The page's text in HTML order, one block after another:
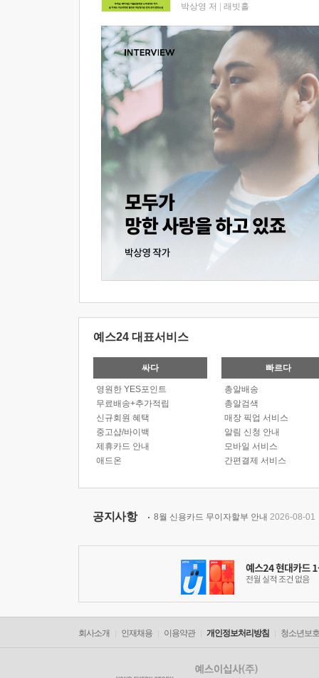
박상영 저 래빗홀
예스24 대표서비스
싸다
영원한 YES포인트
무료배송+추가적립
신규회원 혜택
중고샵/바이백
제휴카드 안내
애드온
빠르다
총알배송
총알검색
매장 픽업 서비스
알림 신청 안내
모바일 서비스
간편결제 서비스
공지사항 8월 신용카드 무이자할부 안내 2026-08-01
회사소개 인재채용 이용약관 개인정보처리방침 청소년보